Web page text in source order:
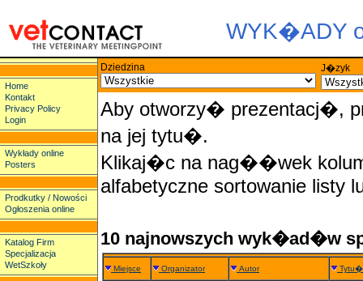
WYK�ADY
Home
Kontakt
Privacy Policy
Login
Wykłady online
Posters
Prodkutky / Nowości
Ogłoszenia online
Katalog Firm
Specjalizacja
WetSzkoły
Dziedzina J�zyk
Aby otworzy� prezentacj�,
na jej tytu�.
Klikaj�c na nag��wek
alfabetyczne sortowanie listy
10 najnowszych wyk�ad�w
Miejsce Organizator Autor Tytu�